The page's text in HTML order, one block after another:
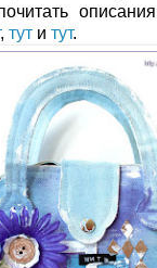
, тут и тут.